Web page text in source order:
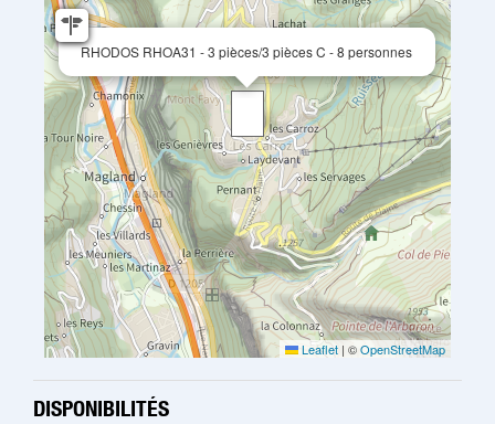
RHODOS RHOA31 - 3 pièces/3 pièces C - 8 personnes
Leaflet | ©OpenStreetMap
DISPONIBILITÉS